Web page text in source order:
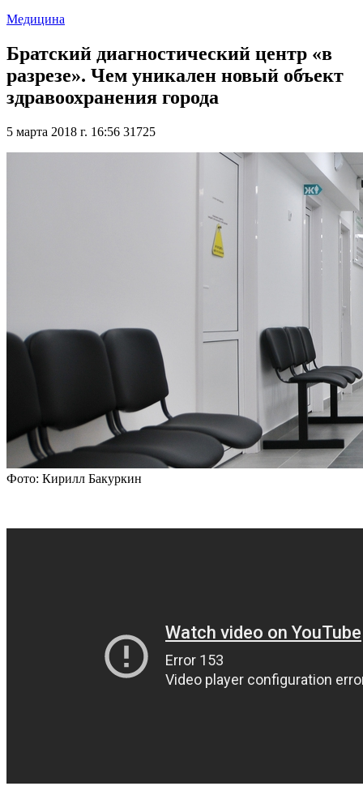
Медицина
Братский диагностический центр «в
разрезе». Чем уникален новый объект
здравоохранения города
5 марта 2018 г. 16:56 31725
Фото: Кирилл Бакуркин